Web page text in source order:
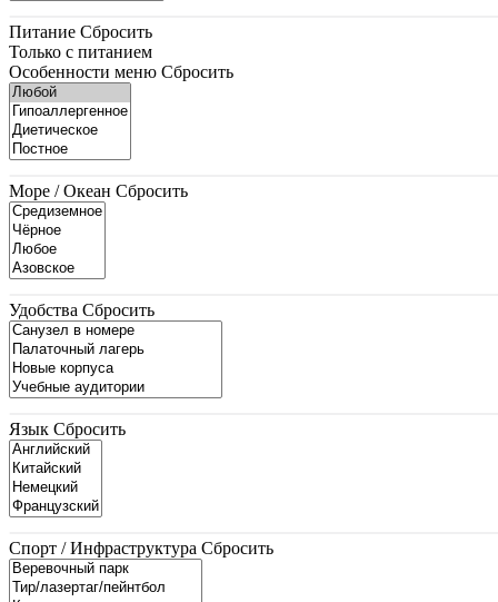
Питание Сбросить
Только с питанием
Особенности меню Сбросить
Море / Океан Сбросить
Удобства Сбросить
Язык Сбросить
Спорт / Инфраструктура Сбросить